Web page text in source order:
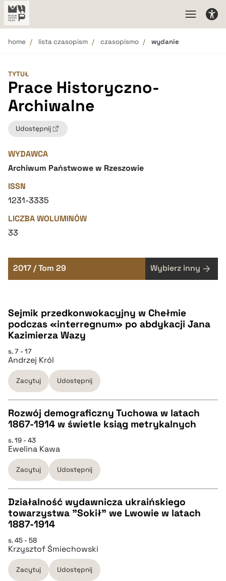
home lista czasopism czasopismo wydanie
TYTUŁ
Prace Historyczno-
Archiwalne
Udostępnij
WYDAWCA
Archiwum Państwowe w Rzeszowie
ISSN
1231-3335
LICZBA WOLUMINÓW
33
2017 / Tom 29 Wybierz inny
Sejmik przedkonwokacyjny w Chełmie
podczas «interregnum» po abdykacji Jana
Kazimierza Wazy
s. 7 - 17
Andrzej Król
Zacytuj Udostępnij
pobierz cytat
BIBTEX
pobierz cytat
Rozwój demograficzny Tuchowa w latach
1867-1914 w świetle ksiąg metrykalnych
s. 19 - 43
Ewelina Kawa
Zacytuj Udostępnij
CZYSTY TEKST
pobierz cytat
Działalność wydawnicza ukraińskiego
towarzystwa "Sokił" we Lwowie w latach
1887-1914
s. 45 - 58
Krzysztof Śmiechowski
Zacytuj Udostępnij